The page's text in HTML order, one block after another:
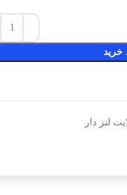
خرید
لنز دار